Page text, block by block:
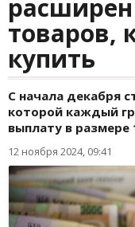
товаров,
купить
С начала декабря
которой каждый
выплату в размере
12 ноября 2024, 09:41